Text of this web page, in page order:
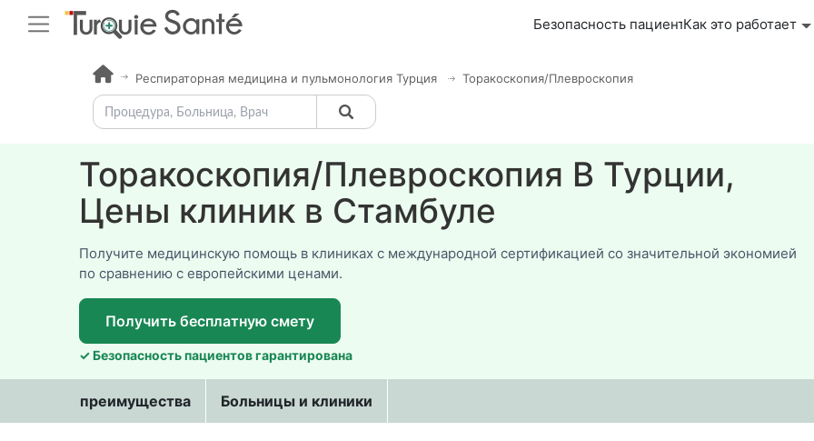
Безопасность пациентаКак это работает
Респираторная медицина и пульмонология Турция Торакоскопия/Плевроскопия
Торакоскопия/Плевроскопия В Турции,
Цены клиник в Стамбуле
Получите медицинскую помощь в клиниках с международной сертификацией со значительной экономией
по сравнению с европейскими ценами.
Получить бесплатную смету
✓ Безопасность пациентов гарантирована
преимущества Больницы и клиники